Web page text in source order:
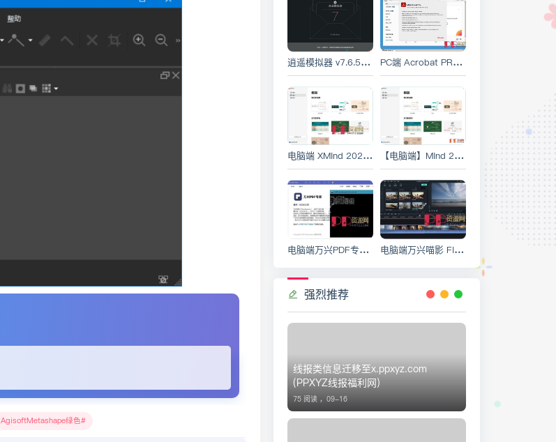
AgisoftMetashape绿色
逍遥模拟器 v7.6.5 绿色精简优化版 [安卓模拟器] PC端 Acrobat PRO DC 24.004.20272 x64 PDF编辑破解版
电脑端 XMind 2024 v24.09.13001 中文破解绿色版 思维导图制作软件 【电脑端】Mind 2024 v24.09.13001 中文破解绿色版 思维导图软件
电脑端万兴PDF专家 PDFelement v11.1.1.3173 中文永久激活专业版 电脑端万兴喵影 Filmora v13.6.13.9072 中文绿色特别版 Wondershare Filmora 原
强烈推荐
线报类信息迁移至x.ppxyz.com
(PPXYZ线报福利网)
75 阅读 ， 09-16